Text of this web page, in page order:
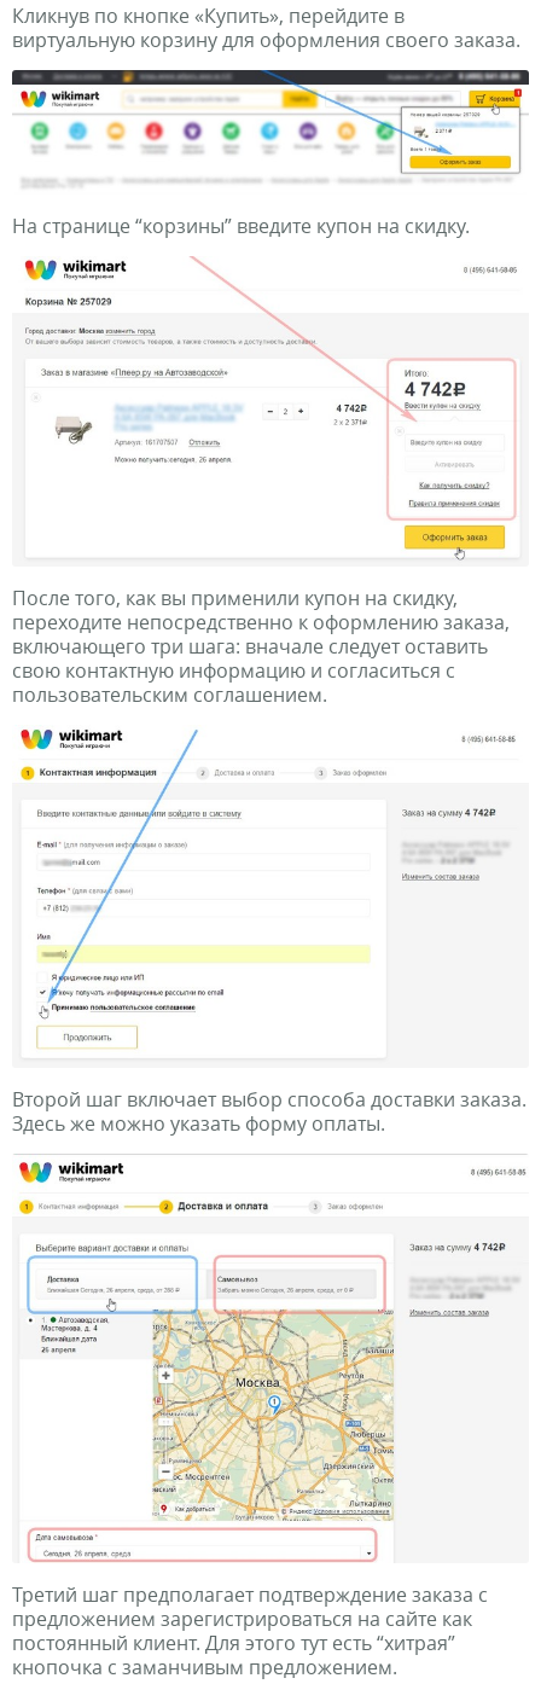
Кликнув по кнопке «Купить», перейдите в
виртуальную корзину для оформления своего заказа.
На странице “корзины” введите купон на скидку.
После того, как вы применили купон на скидку,
переходите непосредственно к оформлению заказа,
включающего три шага: вначале следует оставить
свою контактную информацию и согласиться с
пользовательским соглашением.
Второй шаг включает выбор способа доставки заказа.
Здесь же можно указать форму оплаты.
Третий шаг предполагает подтверждение заказа с
предложением зарегистрироваться на сайте как
постоянный клиент. Для этого тут есть “хитрая”
кнопочка с заманчивым предложением.